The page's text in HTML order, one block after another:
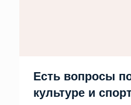
Есть вопросы
культуре и